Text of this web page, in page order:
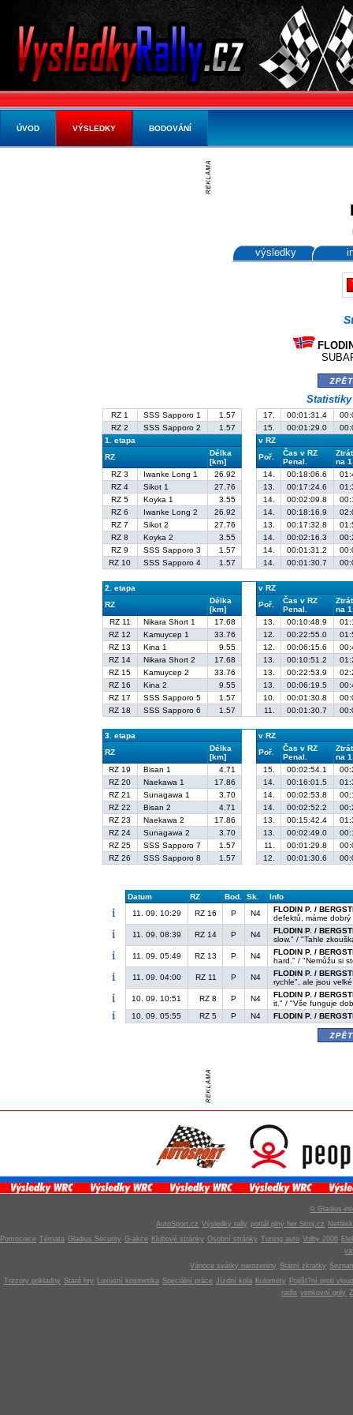
výsledky
RZ 1 SSS Sapporo 1 1.57 17. 00:01:31.4
RZ 2
SSS Sapporo 2 1.57 15. 00:01:29.0
1. etapa
v RZ
RZ
Délka
[km]
Poř.
Čas v RZ
Penal.
na
RZ 3
Iwanke Long 1 26.92 14. 00:18:06.6
RZ 4
Sikot 1 27.76 13. 00:17:24.6
RZ 5
Koyka 1 3.55 14. 00:02:09.8
RZ 6
Iwanke Long 2 26.92 14. 00:18:16.9
RZ 7
Sikot 2 27.76 13. 00:17:32.8
RZ 8
Koyka 2 3.55 14. 00:02:16.3
RZ 9
SSS Sapporo 3 1.57 14. 00:01:31.2
RZ 10
SSS Sapporo 4 1.57 14. 00:01:30.7
2. etapa
v RZ
RZ
Délka
[km]
Poř.
Čas v RZ
Penal.
na
RZ 11
Nikara Short 1 17.68 13. 00:10:48.9
RZ 12
Kamuycep 1 33.76 12. 00:22:55.0
RZ 13
Kina 1 9.55 12. 00:06:15.6
RZ 14
Nikara Short 2 17.68 13. 00:10:51.2
RZ 15
Kamuycep 2 33.76 13. 00:22:53.9
RZ 16
Kina 2 9.55 13. 00:06:19.5
RZ 17
SSS Sapporo 5 1.57 10. 00:01:30.8
RZ 18
SSS Sapporo 6 1.57 11. 00:01:30.7
3. etapa
v RZ
RZ
Délka
[km]
Poř.
Čas v RZ
Penal.
na
RZ 19
Bisan 1 4.71 15. 00:02:54.1
RZ 20
Naekawa 1 17.86 14. 00:16:01.5
RZ 21
Sunagawa 1 3.70 14. 00:02:53.8
RZ 22
Bisan 2 4.71 14. 00:02:52.2
RZ 23
Naekawa 2 17.86 13. 00:15:42.4
RZ 24
Sunagawa 2 3.70 13. 00:02:49.0
RZ 25
SSS Sapporo 7 1.57 11. 00:01:29.8
RZ 26
SSS Sapporo 8 1.57 12. 00:01:30.6
Datum RZ Bod. Sk.
Info
11. 09. 10:29
RZ 16 P N4
FLODIN P. /
defektů, máme
11. 09. 08:39
RZ 14 P N4
FLODIN P. /
slow." / "Tahle
11. 09. 05:49
RZ 13 P N4
FLODIN P. /
hard." / "Nemůžu si
11. 09. 04:00
RZ 11 P N4
FLODIN P. /
rychle", ale jsou
10. 09. 10:51
RZ 8 P N4
FLODIN P. /
it." / "Vše funguje
10. 09. 05:55
RZ 5 P N4 FLODIN P. /
© Gladius-
AutoSport.cz Výsledky rally portál plný her Stroj.cz
Pomocnice Témata Gladius Security G-akce Klubové stránky Osobní stránky Tuning auto Volby 2006
Vánoce svátky narozeniny Státní zkratky
Trezory pokladny Staré hry Luxusní kosmetika Speciální práce Jízdní kola Kulomety
Pojišt?ní proti
radla venkovní grily
ÚVOD VÝSLEDKY BODOVÁNÍ